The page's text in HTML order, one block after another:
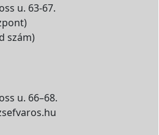
u. 63-67.
szám)
u. 66–68.